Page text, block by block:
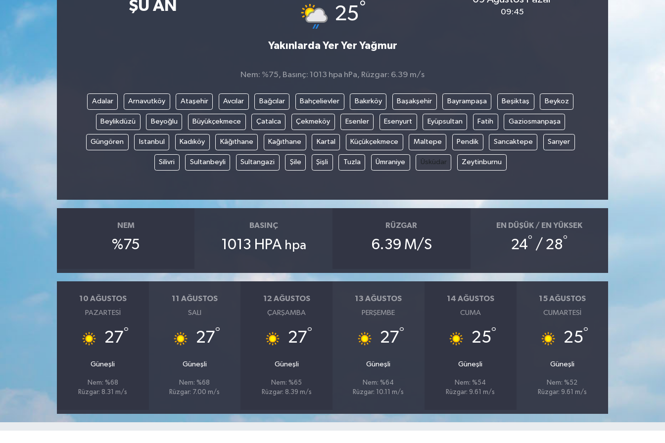
ŞU AN 25°
Yakınlarda Yer Yer Yağmur
09:45
Nem: %75, Basınç: 1013 hpa hPa, Rüzgar: 6.39 m/s
Adalar Arnavutköy Ataşehir Avcılar Bağcılar Bahçelievler Bakırköy Başakşehir Bayrampaşa Beşiktaş Beykoz
Beylikdüzü Beyoğlu Büyükçekmece Çatalca Çekmeköy Esenler Esenyurt Eyüpsultan Fatih Gaziosmanpaşa
Güngören Istanbul Kadıköy Kâğıthane Kağıthane Kartal Küçükçekmece Maltepe Pendik Sancaktepe Sarıyer
Silivri Sultanbeyli Sultangazi Şile Şişli Tuzla Ümraniye Üsküdar Zeytinburnu
NEM
%75
BASINÇ
1013 HPA hpa
RÜZGAR
6.39 M/S
EN DÜŞÜK / EN YÜKSEK
24° / 28°
10 AĞUSTOS
PAZARTESI
27°
Güneşli
Nem: %68
Rüzgar: 8.31 m/s
11 AĞUSTOS
SALI
27°
Güneşli
Nem: %68
Rüzgar: 7.00 m/s
12 AĞUSTOS
ÇARŞAMBA
27°
Güneşli
Nem: %65
Rüzgar: 8.39 m/s
13 AĞUSTOS
PERŞEMBE
27°
Güneşli
Nem: %64
Rüzgar: 10.11 m/s
14 AĞUSTOS
CUMA
25°
Güneşli
Nem: %54
Rüzgar: 9.61 m/s
15 AĞUSTOS
CUMARTESI
25°
Güneşli
Nem: %52
Rüzgar: 9.61 m/s